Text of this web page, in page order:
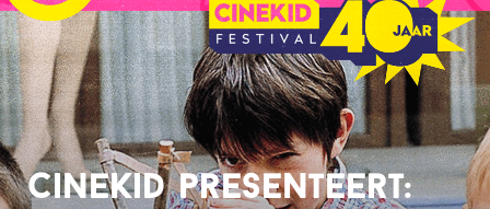
cinekid presenteert: